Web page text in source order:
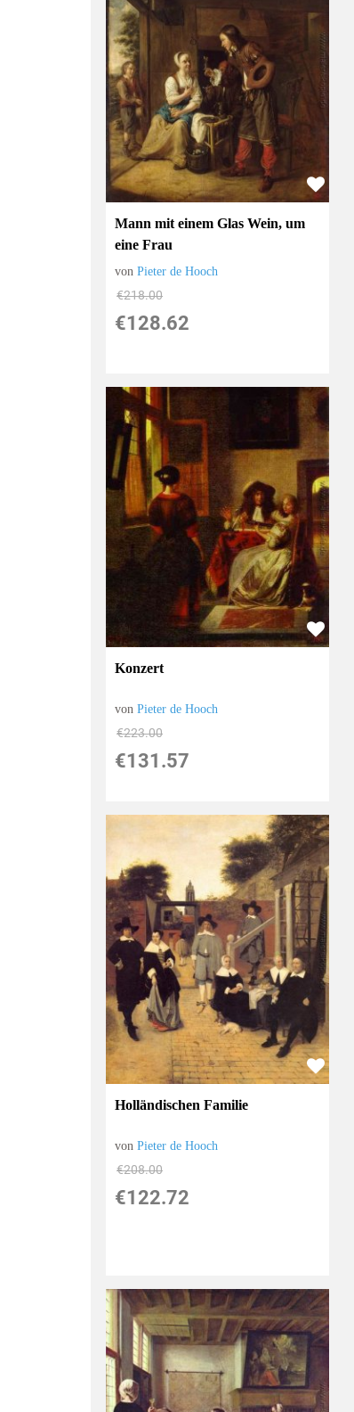
Mann mit einem Glas Wein, um
eine Frau
vonPieter de Hooch
€218.00
€128.62
Konzert
vonPieter de Hooch
€223.00
€131.57
Holländischen Familie
vonPieter de Hooch
€208.00
€122.72